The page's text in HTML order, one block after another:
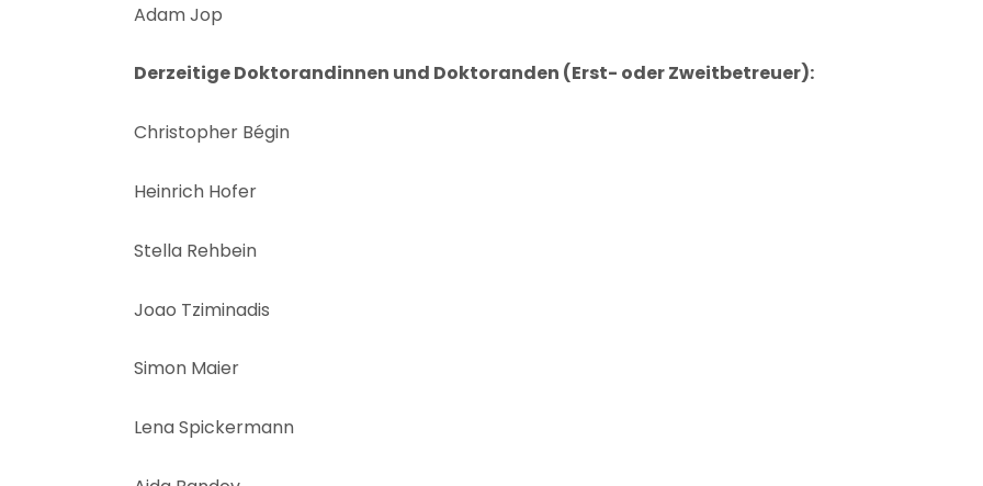
Adam Jop
Derzeitige Doktorandinnen und Doktoranden (Erst- oder Zweitbetreuer):
Christopher Bégin
Heinrich Hofer
Stella Rehbein
Joao Tziminadis
Simon Maier
Lena Spickermann